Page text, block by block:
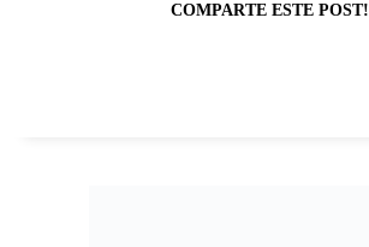
COMPARTE ESTE POST!